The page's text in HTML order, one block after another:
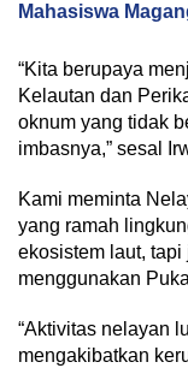
Mahasiswa
“Kita berupaya
Kelautan dan
oknum yang tidak
imbasnya,” sesal
Kami meminta
yang ramah
ekosistem laut,
menggunakan
“Aktivitas nelayan
mengakibatkan